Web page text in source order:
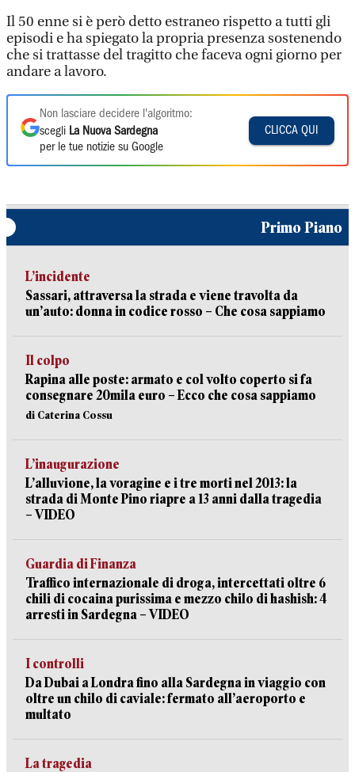
Il 50 enne si è però detto estraneo rispetto a tutti gli
episodi e ha spiegato la propria presenza sostenendo
che si trattasse del tragitto che faceva ogni giorno per
andare a lavoro.
Non lasciare decidere l'algoritmo:
scegli La Nuova Sardegna
per le tue notizie su Google
CLICCA QUI
Primo Piano
L’incidente
Sassari, attraversa la strada e viene travolta da
un’auto: donna in codice rosso – Che cosa sappiamo
Il colpo
Rapina alle poste: armato e col volto coperto si fa
consegnare 20mila euro – Ecco che cosa sappiamo
di Caterina Cossu
L’inaugurazione
L’alluvione, la voragine e i tre morti nel 2013: la
strada di Monte Pino riapre a 13 anni dalla tragedia
– VIDEO
Guardia di Finanza
Traffico internazionale di droga, intercettati oltre 6
chili di cocaina purissima e mezzo chilo di hashish: 4
arresti in Sardegna – VIDEO
I controlli
Da Dubai a Londra fino alla Sardegna in viaggio con
oltre un chilo di caviale: fermato all’aeroporto e
multato
La tragedia